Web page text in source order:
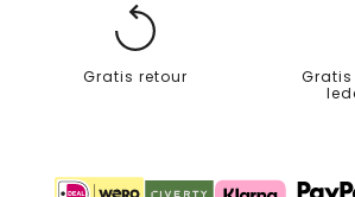
Gratis retour